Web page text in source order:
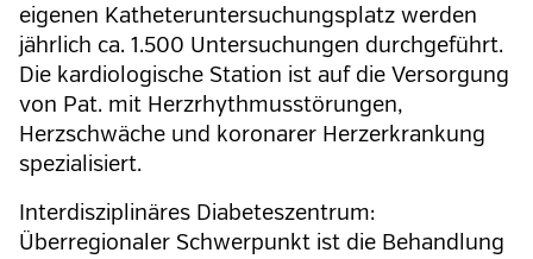
eigenen Katheteruntersuchungsplatz werden
jährlich ca. 1.500 Untersuchungen durchgeführt.
Die kardiologische Station ist auf die Versorgung
von Pat. mit Herzrhythmusstörungen,
Herzschwäche und koronarer Herzerkrankung
spezialisiert.
Interdisziplinäres Diabeteszentrum:
Überregionaler Schwerpunkt ist die Behandlung